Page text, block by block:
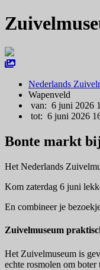
Nederlands
Wapenveld
van: 6 juni 2026
tot: 6 juni 2026
Bonte markt
Het Nederlands
Kom zaterdag 6 juni
En combineer je
Zuivelmuseum
Het Zuivelmuseum is
echte rosmolen om boter